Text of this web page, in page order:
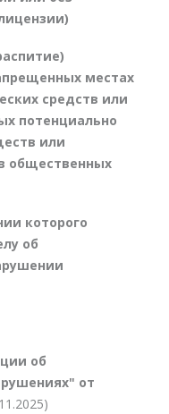
местах
средств или
потенциально
или
общественных
которого
об
об
от